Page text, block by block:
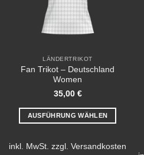
Produktseite
gewählt
werden
LÄNDERTRIKOT
Fan Trikot – Deutschland
Women
35,00 €
AUSFÜHRUNG WÄHLEN
Produkt
inkl. MwSt. zzgl. Versandkosten